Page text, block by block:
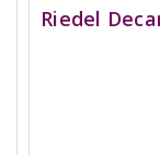
Riedel